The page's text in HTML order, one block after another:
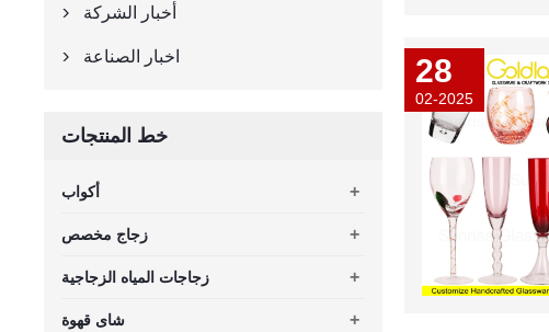
28
02-2025
 أخبار الشركة
 اخبار الصناعة
خط المنتجات
+ أكواب
+ زجاج مخصص
+ زجاجات المياه الزجاجية
+ شاى قهوة